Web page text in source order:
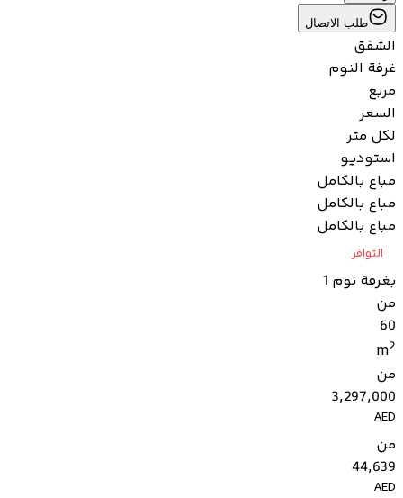
طلب الاتصال
الشقق
غرفة النوم
مربع
السعر
لكل متر
استوديو
مباع بالكامل
مباع بالكامل
مباع بالكامل
التوافر
بغرفة نوم 1
من
60
m2
من
3,297,000
AED
من
44,639
AED